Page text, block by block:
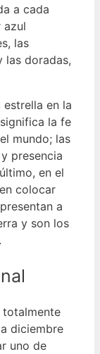
a cada
azul
las
las doradas,
estrella en la
la fe
mundo; las
presencia
en el
colocar
a
y son los
totalmente
diciembre
uno de